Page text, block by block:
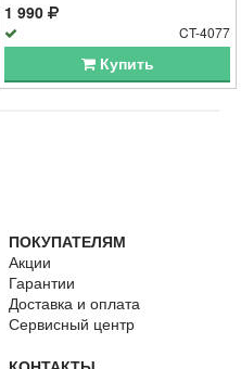
1 990
CT-4077
Купить
ПОКУПАТЕЛЯМ
Акции
Гарантии
Доставка и оплата
Сервисный центр